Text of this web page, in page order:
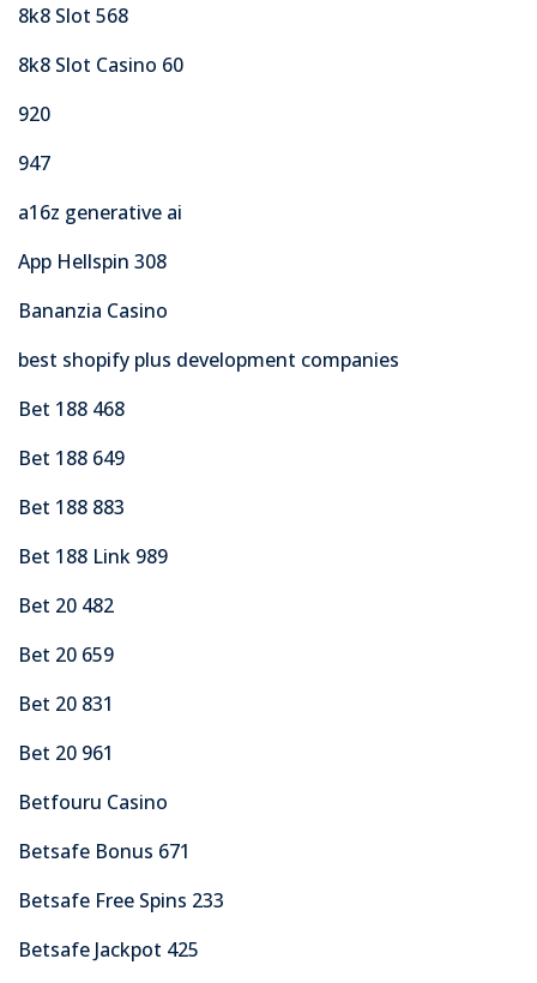
8k8 Slot 568
8k8 Slot Casino 60
920
947
a16z generative ai
App Hellspin 308
Bananzia Casino
best shopify plus development companies
Bet 188 468
Bet 188 649
Bet 188 883
Bet 188 Link 989
Bet 20 482
Bet 20 659
Bet 20 831
Bet 20 961
Betfouru Casino
Betsafe Bonus 671
Betsafe Free Spins 233
Betsafe Jackpot 425